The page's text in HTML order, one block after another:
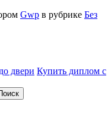
Gwp в рубрике Без
двери Купить диплом с